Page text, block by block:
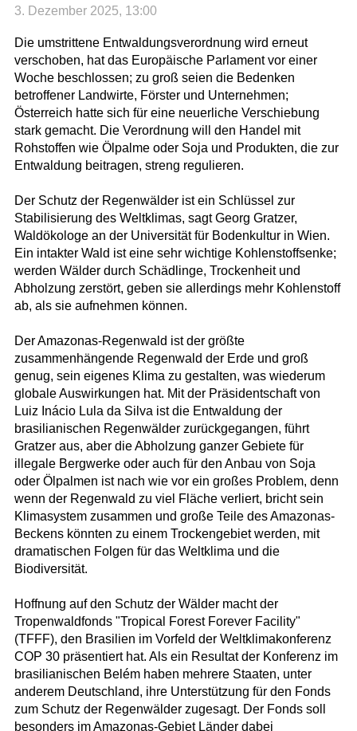
3. Dezember 2025, 13:00
Die umstrittene Entwaldungsverordnung wird erneut
verschoben, hat das Europäische Parlament vor einer
Woche beschlossen; zu groß seien die Bedenken
betroffener Landwirte, Förster und Unternehmen;
Österreich hatte sich für eine neuerliche Verschiebung
stark gemacht. Die Verordnung will den Handel mit
Rohstoffen wie Ölpalme oder Soja und Produkten, die zur
Entwaldung beitragen, streng regulieren.
Der Schutz der Regenwälder ist ein Schlüssel zur
Stabilisierung des Weltklimas, sagt Georg Gratzer,
Waldökologe an der Universität für Bodenkultur in Wien.
Ein intakter Wald ist eine sehr wichtige Kohlenstoffsenke;
werden Wälder durch Schädlinge, Trockenheit und
Abholzung zerstört, geben sie allerdings mehr Kohlenstoff
ab, als sie aufnehmen können.
Der Amazonas-Regenwald ist der größte
zusammenhängende Regenwald der Erde und groß
genug, sein eigenes Klima zu gestalten, was wiederum
globale Auswirkungen hat. Mit der Präsidentschaft von
Luiz Inácio Lula da Silva ist die Entwaldung der
brasilianischen Regenwälder zurückgegangen, führt
Gratzer aus, aber die Abholzung ganzer Gebiete für
illegale Bergwerke oder auch für den Anbau von Soja
oder Ölpalmen ist nach wie vor ein großes Problem, denn
wenn der Regenwald zu viel Fläche verliert, bricht sein
Klimasystem zusammen und große Teile des Amazonas-
Beckens könnten zu einem Trockengebiet werden, mit
dramatischen Folgen für das Weltklima und die
Biodiversität.
Hoffnung auf den Schutz der Wälder macht der
Tropenwaldfonds "Tropical Forest Forever Facility"
(TFFF), den Brasilien im Vorfeld der Weltklimakonferenz
COP 30 präsentiert hat. Als ein Resultat der Konferenz im
brasilianischen Belém haben mehrere Staaten, unter
anderem Deutschland, ihre Unterstützung für den Fonds
zum Schutz der Regenwälder zugesagt. Der Fonds soll
besonders im Amazonas-Gebiet Länder dabei